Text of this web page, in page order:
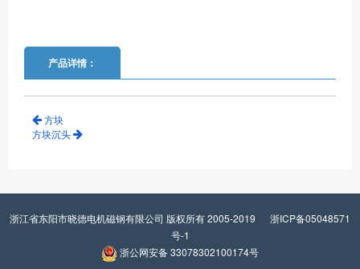
产品详情：
方块
方块沉头
浙江省东阳市晓德电机磁钢有限公司 版权所有 2005-2019 浙ICP备05048571
号-1
浙公网安备 33078302100174号